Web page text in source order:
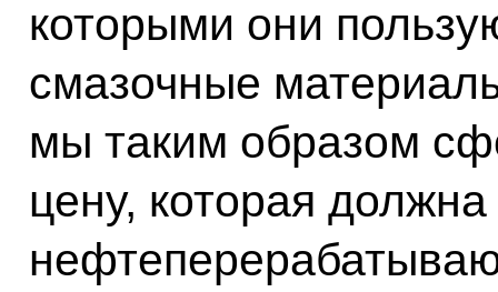
которыми они
смазочные
мы таким образом
цену, которая